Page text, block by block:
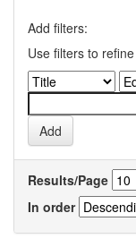
Add filters:
Use filters to
Results/Page
In order